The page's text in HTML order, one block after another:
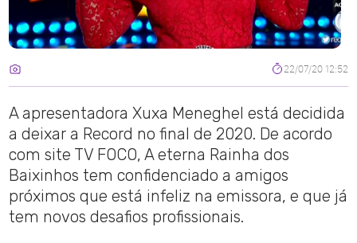
22/07/20 12:52
A apresentadora Xuxa Meneghel está decidida
a deixar a Record no final de 2020. De acordo
com site TV FOCO, A eterna Rainha dos
Baixinhos tem confidenciado a amigos
próximos que está infeliz na emissora, e que já
tem novos desafios profissionais.